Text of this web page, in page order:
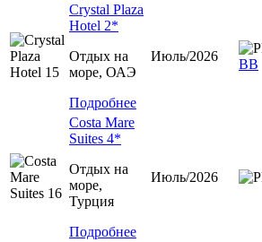
Crystal Plaza
Hotel 2*
Отдых на
море, ОАЭ
Подробнее
Июль/2026
ВВ
Costa Mare
Suites 4*
Отдых на
море,
Турция
Подробнее
Июль/2026